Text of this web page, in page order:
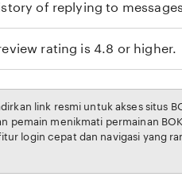
of replying to
rating is 4.8 or higher.
BOKEP dengan aman dan
tersedia